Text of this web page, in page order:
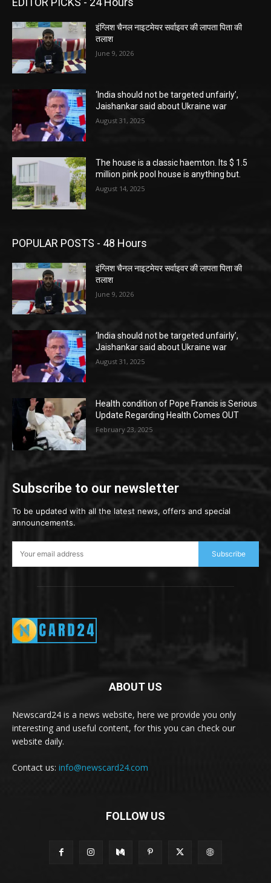
इंग्लिश चैनल नाइटमेयर सर्वाइवर की लापता पिता की
तलाश
June 9, 2026
‘India should not be targeted unfairly’,
Jaishankar said about Ukraine war
August 31, 2025
The house is a classic haemton. Its $ 1.5
million pink pool house is anything but.
August 14, 2025
POPULAR POSTS - 48 Hours
इंग्लिश चैनल नाइटमेयर सर्वाइवर की लापता पिता की
तलाश
June 9, 2026
‘India should not be targeted unfairly’,
Jaishankar said about Ukraine war
August 31, 2025
Health condition of Pope Francis is Serious
Update Regarding Health Comes OUT
February 23, 2025
Subscribe to our newsletter
To be updated with all the latest news, offers and special
announcements.
Subscribe
ABOUT US
Newscard24 is a news website, here we provide you only
interesting and useful content, for this you can check our
website daily.
Contact us: info@newscard24.com
FOLLOW US